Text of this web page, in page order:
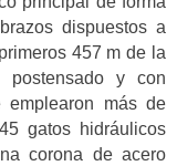
dispuestos a
457 m de la
postensado y con
más de
gatos hidráulicos
corona de acero